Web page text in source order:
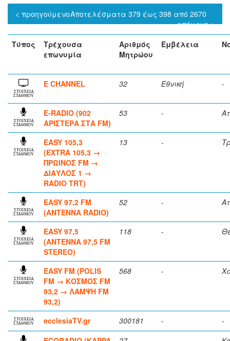
Αποτελέσματα 379 έως 398 από 2670
< προηγούμενο
επόμενο >
Τύπος
Τρέχουσα
επωνυμία
Αριθμός
Μητρώου
Εμβέλεια
ΣΤΟΙΧΕΙΑ
ΣΤΑΘΜΟΥ
E CHANNEL 32 Εθνική -
ΣΤΟΙΧΕΙΑ
ΣΤΑΘΜΟΥ
E-RADIO (902
ΑΡΙΣΤΕΡΑ ΣΤΑ FM)
53 -
ΣΤΟΙΧΕΙΑ
ΣΤΑΘΜΟΥ
EASY 105,3
(EXTRA 105,3 →
ΠΡΩΙΝΟΣ FM →
ΔΙΑΥΛΟΣ 1 →
RADIO TRT)
13 -
ΣΤΟΙΧΕΙΑ
ΣΤΑΘΜΟΥ
EASY 97,2 FM
(ANTENNA RADIO)
52 -
ΣΤΟΙΧΕΙΑ
ΣΤΑΘΜΟΥ
EASY 97,5
(ΑΝΤΕΝΝΑ 97,5 FM
STEREO)
118 -
ΣΤΟΙΧΕΙΑ
ΣΤΑΘΜΟΥ
EASY FM (POLIS
FM → ΚΟΣΜΟΣ FM
93,2 → ΛΑΜΨΗ FM
93,2)
568 -
ΣΤΟΙΧΕΙΑ
ΣΤΑΘΜΟΥ
ecclesiaTV.gr 300181 -
-